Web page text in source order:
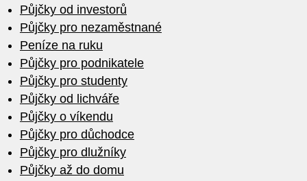
Půjčky od investorů
Půjčky pro nezaměstnané
Peníze na ruku
Půjčky pro podnikatele
Půjčky pro studenty
Půjčky od lichváře
Půjčky o víkendu
Půjčky pro důchodce
Půjčky pro dlužníky
Půjčky až do domu